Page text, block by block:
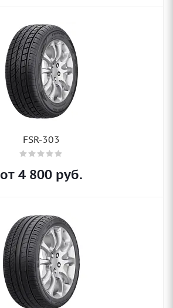
FSR-303
от 4 800руб.